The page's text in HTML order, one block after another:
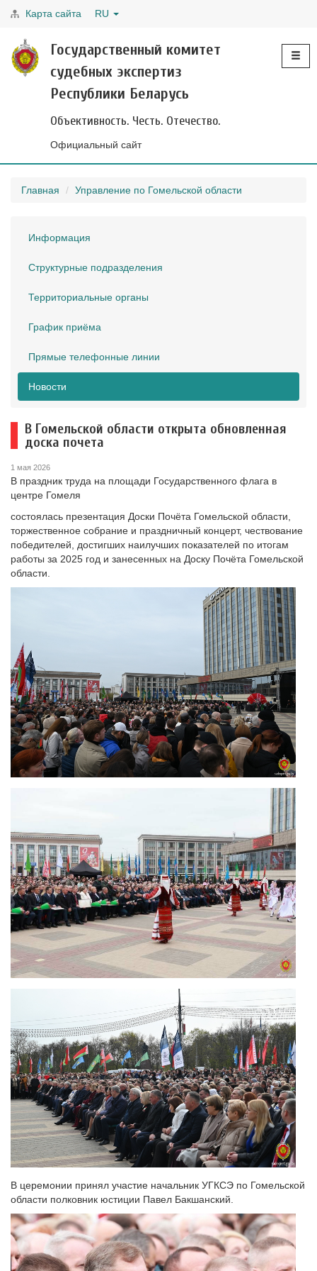
Карта сайта RU
Государственный комитет
судебных экспертиз
Республики Беларусь
Объективность. Честь. Отечество.
Официальный сайт
Главная Управление по Гомельской области
Информация
Структурные подразделения
Территориальные органы
График приёма
Прямые телефонные линии
Новости
В Гомельской области открыта обновленная
доска почета
1 мая 2026
В праздник труда на площади Государственного флага в
центре Гомеля
состоялась презентация Доски Почёта Гомельской области,
торжественное собрание и праздничный концерт, чествование
победителей, достигших наилучших показателей по итогам
работы за 2025 год и занесенных на Доску Почёта Гомельской
области.
В церемонии принял участие начальник УГКСЭ по Гомельской
области полковник юстиции Павел Бакшанский.